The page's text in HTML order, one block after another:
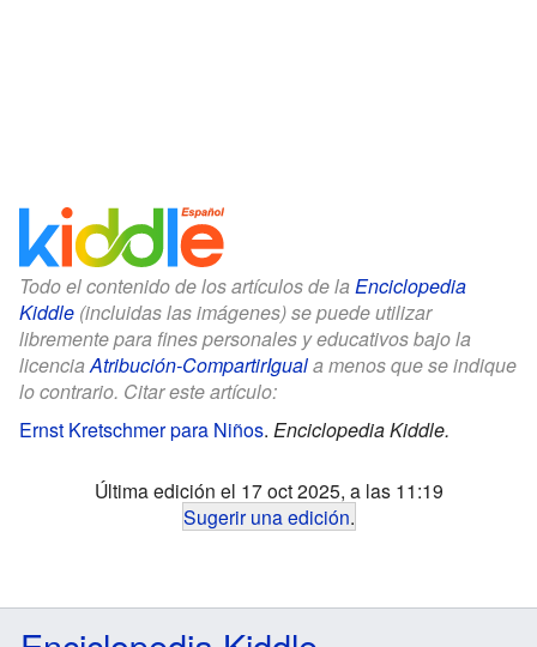
Todo el contenido de los artículos de la Enciclopedia
Kiddle (incluidas las imágenes) se puede utilizar
libremente para fines personales y educativos bajo la
licenciaAtribución-CompartirIguala menos que se indique
lo contrario. Citar este artículo:
Ernst Kretschmer para Niños. Enciclopedia Kiddle.
Última edición el 17 oct 2025, a las 11:19
Sugerir una edición.